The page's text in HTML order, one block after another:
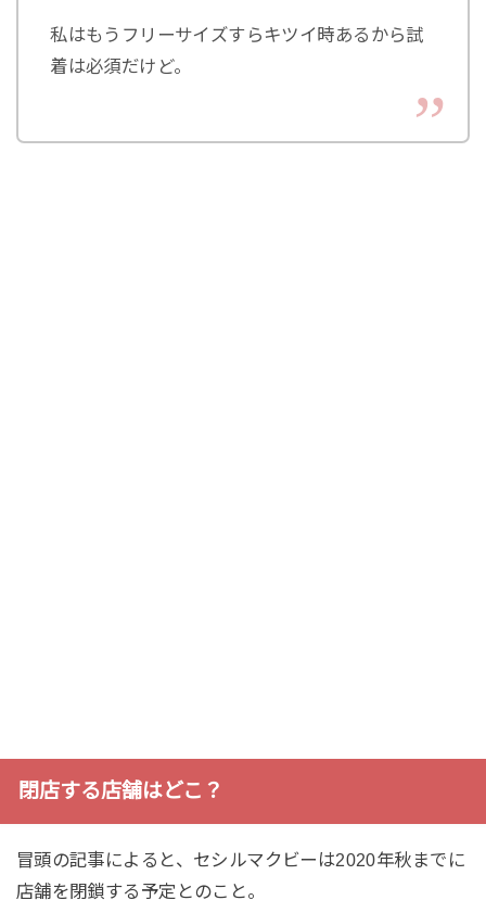
私はもうフリーサイズすらキツイ時あるから試
着は必須だけど。
閉店する店舗はどこ？
冒頭の記事によると、セシルマクビーは2020年秋までに
店舗を閉鎖する予定とのこと。